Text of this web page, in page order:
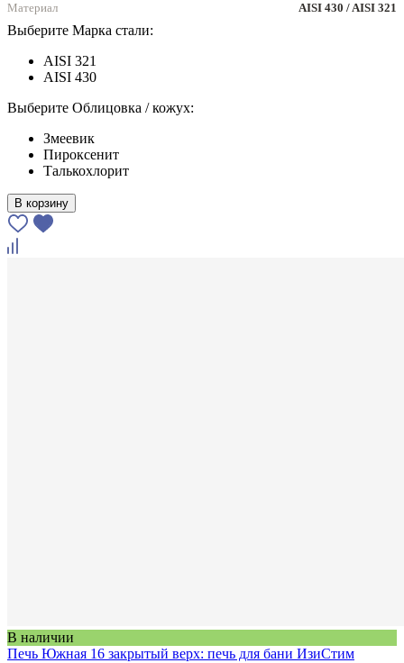
Материал
AISI 430 / AISI 321
Выберите Марка стали:
AISI 321
AISI 430
Выберите Облицовка / кожух:
Змеевик
Пироксенит
Талькохлорит
В корзину
В наличии
Печь Южная 16 закрытый верх: печь для бани ИзиСтим